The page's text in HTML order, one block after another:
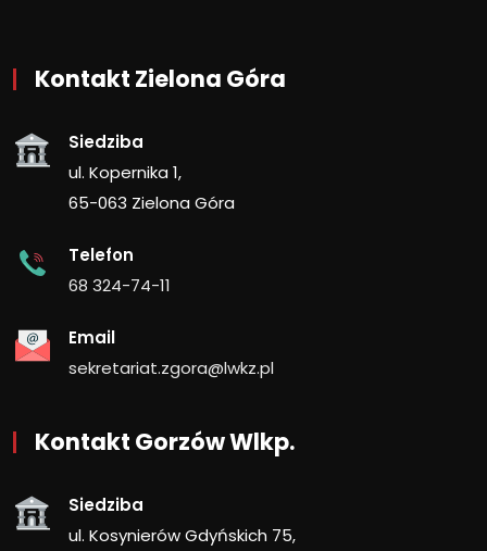
Kontakt Zielona Góra
Siedziba
ul. Kopernika 1,
65-063 Zielona Góra
Telefon
68 324-74-11
Email
sekretariat.zgora@lwkz.pl
Kontakt Gorzów Wlkp.
Siedziba
ul. Kosynierów Gdyńskich 75,